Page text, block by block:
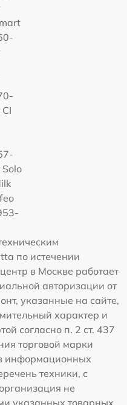
по истечении
в Москве работает
авторизации от
указанные на сайте,
характер и
согласно п. 2 ст. 437
торговой марки
информационных
техники, с
не
указанных товарных